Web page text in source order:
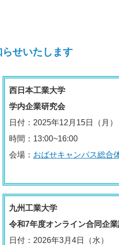
せいたします
西日本工業大学
学内企業研究会
日付：2025年12月15日（月）
時間：13:00~16:00
会場： おばせキャンパス総合
九州工業大学
令和7年度オンライン合同企
日付：2026年3月4日（水）